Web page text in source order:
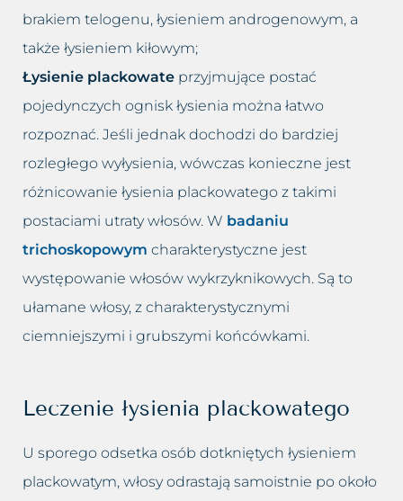
brakiem telogenu, łysieniem androgenowym, a
także łysieniem kiłowym;
Łysienie plackowate przyjmujące postać
pojedynczych ognisk łysienia można łatwo
rozpoznać. Jeśli jednak dochodzi do bardziej
rozległego wyłysienia, wówczas konieczne jest
różnicowanie łysienia plackowatego z takimi
postaciami utraty włosów. W badaniu
trichoskopowym charakterystyczne jest
występowanie włosów wykrzyknikowych. Są to
ułamane włosy, z charakterystycznymi
ciemniejszymi i grubszymi końcówkami.
Leczenie łysienia plackowatego
U sporego odsetka osób dotkniętych łysieniem
plackowatym, włosy odrastają samoistnie po około